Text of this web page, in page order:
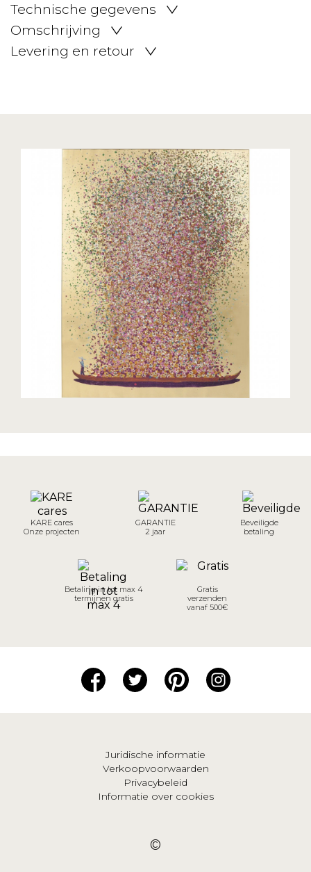
Technische gegevens
Omschrijving
Levering en retour
KARE cares
Onze projecten
GARANTIE
2 jaar
Beveiligde
betaling
Betaling in tot max 4
termijnen gratis
Gratis
verzenden
vanaf 500€
Juridische informatie
Verkoopvoorwaarden
Privacybeleid
Informatie over cookies
©